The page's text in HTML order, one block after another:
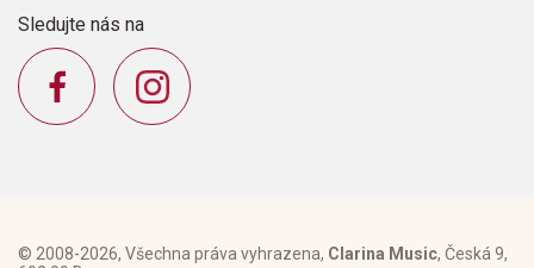
Sledujte nás na
© 2008-2026, Všechna práva vyhrazena, Clarina Music, Česká 9,